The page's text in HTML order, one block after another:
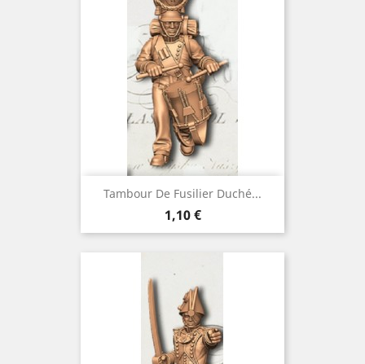
Tambour De Fusilier Duché...
Prix
1,10 €